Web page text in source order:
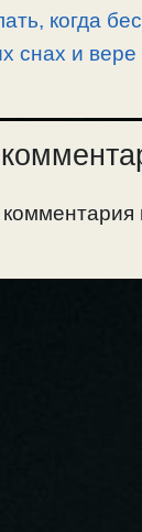
когда
снах и вере